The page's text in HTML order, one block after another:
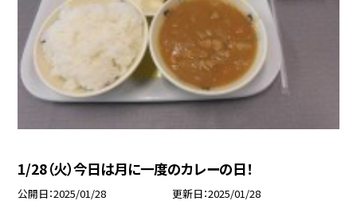
1/28（火）今日は月に一度のカレーの日！
公開日 2025/01/28 更新日 2025/01/28